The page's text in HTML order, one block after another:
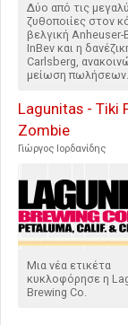
Δύο από τις
ζυθοποιίες στον
βελγική Anheuser-
InBev και η
Carlsberg,
μείωση πωλήσεων.
Lagunitas - Tiki
Zombie
Γιώργος Ιορδανίδης
Μια νέα ετικέτα
κυκλοφόρησε η
Brewing Co.